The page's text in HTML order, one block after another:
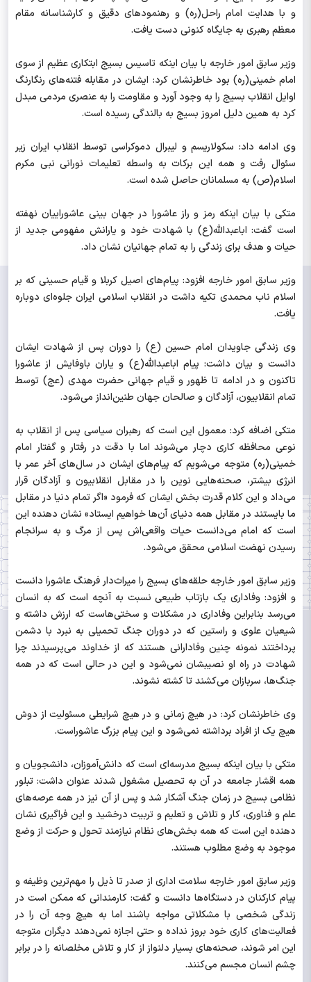
و با هدایت امام راحل(ره) و رهنمودهای دقیق و کارشناسانه مقام
معظم رهبری به جایگاه کنونی دست یافت.
وزیر سابق امور خارجه با بیان اینکه تاسیس بسیج ابتکاری عظیم از سوی
امام خمینی(ره) بود خاطرنشان کرد: ایشان در مقابله فتنه‌های رنگارنگ
اوایل انقلاب بسیج را به وجود آورد و مقاومت را به عنصری مردمی مبدل
کرد به همین دلیل امروز بسیج به بالندگی رسیده است.
وی ادامه داد: سکولاریسم و لیبرال دموکراسی توسط انقلاب ایران زیر
سئوال رفت و همه این برکات به واسطه تعلیمات نورانی نبی مکرم
اسلام(ص) به مسلمانان حاصل شده است.
متکی با بیان اینکه رمز و راز عاشورا در جهان بینی عاشوراییان نهفته
است گفت: اباعبدالله(ع) با شهادت خود و یارانش مفهومی جدید از
حیات و هدف برای زندگی را به تمام جهانیان نشان داد.
وزیر سابق امور خارجه افزود: پیام‌های اصیل کربلا و قیام حسینی که بر
اسلام ناب محمدی تکیه داشت در انقلاب اسلامی ایران جلوه‌ای دوباره
یافت.
وی زندگی جاویدان امام حسین (ع) را دوران پس از شهادت ایشان
دانست و بیان داشت: پیام اباعبدالله(ع) و یاران باوفایش از عاشورا
تاکنون و در ادامه تا ظهور و قیام جهانی حضرت مهدی (عج) توسط
تمام انقلابیون، آزادگان و صالحان جهان طنین‌انداز می‌شود.
متکی اضافه کرد: معمول این است که رهبران سیاسی پس از انقلاب به
نوعی محافظه کاری دچار می‌شوند اما با دقت در رفتار و گفتار امام
خمینی(ره) متوجه می‌شویم که پیام‌های ایشان در سال‌های آخر عمر با
انرژی بیشتر، صحنه‌هایی نوین را در مقابل انقلابیون و آزادگان قرار
می‌داد و این کلام قدرت بخش ایشان که فرمود «اگر تمام دنیا در مقابل
ما بایستند در مقابل همه دنیای آن‌ها خواهیم ایستاد» نشان دهنده این
است که امام می‌دانست حیات واقعی‌اش پس از مرگ و به سرانجام
رسیدن نهضت اسلامی محقق می‌شود.
وزیر سابق امور خارجه حلقه‌های بسیج را میراث‌دار فرهنگ عاشورا دانست
و افزود: وفاداری یک بازتاب طبیعی نسبت به آنچه است که به انسان
می‌رسد بنابراین وفاداری در مشکلات و سختی‌هاست که ارزش داشته و
شیعیان علوی و راستین که در دوران جنگ تحمیلی به نبرد با دشمن
پرداختند نمونه چنین وفادارانی هستند که از خداوند می‌پرسیدند چرا
شهادت در راه او نصیبشان نمی‌شود و این در حالی است که در همه
جنگ‌ها، سربازان می‌کشند تا کشته نشوند.
وی خاطرنشان کرد: در هیچ زمانی و در هیچ شرایطی مسئولیت از دوش
هیچ یک از افراد برداشته نمی‌شود و این پیام بزرگ عاشوراست.
متکی با بیان اینکه بسیج مدرسه‌ای است که دانش‌آموزان، دانشجویان و
همه اقشار جامعه در آن به تحصیل مشغول شدند عنوان داشت: تبلور
نظامی بسیج در زمان جنگ آشکار شد و پس از آن نیز در همه عرصه‌های
علم و فناوری، کار و تلاش و تعلیم و تربیت درخشید و این فراگیری نشان
دهنده این است که همه بخش‌های نظام نیازمند تحول و حرکت از وضع
موجود به وضع مطلوب هستند.
وزیر سابق امور خارجه سلامت اداری از صدر تا ذیل را مهم‌ترین وظیفه و
پیام کارکنان در دستگاه‌ها دانست و گفت: کارمندانی که ممکن است در
زندگی شخصی با مشکلاتی مواجه باشند اما به هیچ وجه آن را در
فعالیت‌های کاری خود بروز نداده و حتی اجازه نمی‌دهند دیگران متوجه
این امر شوند، صحنه‌های بسیار دلنواز از کار و تلاش مخلصانه را در برابر
چشم انسان مجسم می‌کنند.